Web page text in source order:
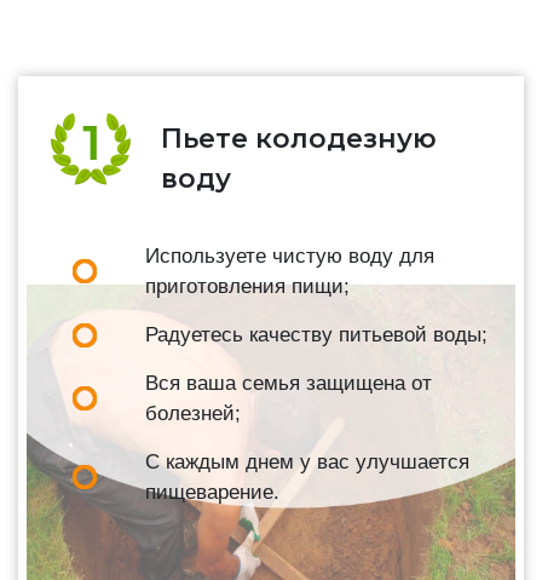
Пьете колодезную
воду
Используете чистую воду для
приготовления пищи;
Радуетесь качеству питьевой воды;
Вся ваша семья защищена от
болезней;
С каждым днем у вас улучшается
пищеварение.